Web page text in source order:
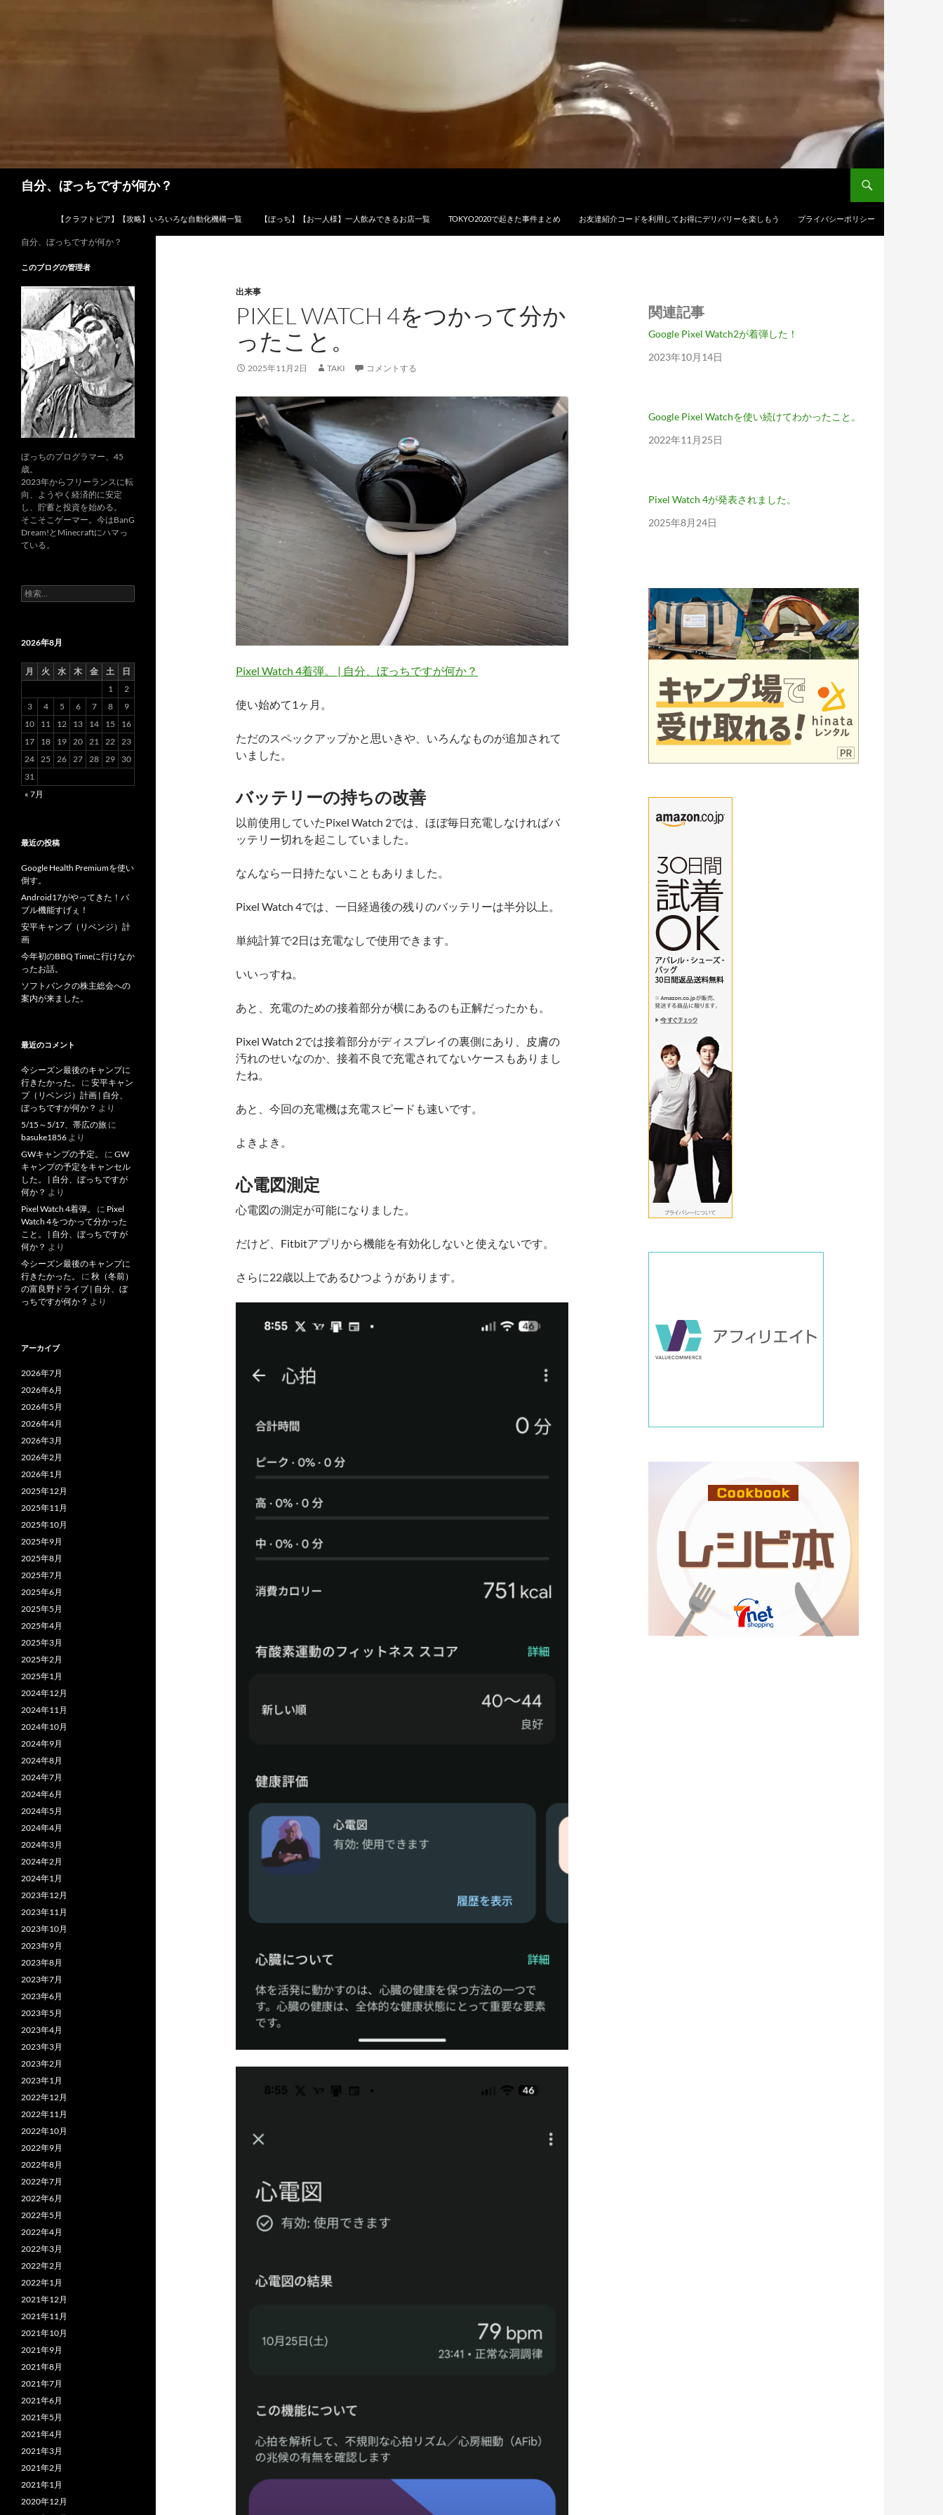
自分、ぼっちですが何か？
【クラフトピア】【攻略】いろいろな自動化機構一覧 【ぼっち】【お一人様】一人飲みできるお店一覧 TOKYO2020で起きた事件まとめ お友達紹介コードを利用してお得にデリバリーを楽しもう プライバシーポリシー
出来事
PIXEL WATCH 4をつかって分か
ったこと。
2025年11月2日 TAKI コメントする
Pixel Watch 4着弾。 | 自分、ぼっちですが何か？
使い始めて1ヶ月。
ただのスペックアップかと思いきや、いろんなものが追加されて
いました。
バッテリーの持ちの改善
以前使用していたPixel Watch 2では、ほぼ毎日充電しなければバ
ッテリー切れを起こしていました。
なんなら一日持たないこともありました。
Pixel Watch 4では、一日経過後の残りのバッテリーは半分以上。
単純計算で2日は充電なしで使用できます。
いいっすね。
あと、充電のための接着部分が横にあるのも正解だったかも。
Pixel Watch 2では接着部分がディスプレイの裏側にあり、皮膚の
汚れのせいなのか、接着不良で充電されてないケースもありまし
たね。
あと、今回の充電機は充電スピードも速いです。
よきよき。
心電図測定
心電図の測定が可能になりました。
だけど、Fitbitアプリから機能を有効化しないと使えないです。
さらに22歳以上であるひつようがあります。
関連記事
Google Pixel Watch2が着弾した！
日付
2023年10月14日
Google Pixel Watchを使い続けてわかったこと。
日付
2022年11月25日
Pixel Watch 4が発表されました。
日付
2025年8月24日
自分、ぼっちですが何か？
このブログの管理者
ぼっちのプログラマー、45
歳。
2023年からフリーランスに転
向、ようやく経済的に安定
し、貯蓄と投資を始める。
そこそこゲーマー。今はBanG
Dream!とMinecraftにハマっ
ている。
検
索:
2026年8月
月 火 水 木 金 土
日
1
2
3
4 5 6 7 8
9
10
11 12 13 14 15
16
17
18 19 20 21 22 23
24 25 26 27 28 29
30
31
« 7月
最近の投稿
Google Health Premiumを使い
倒す。
Android17がやってきた！バ
ブル機能すげぇ！
安平キャンプ（リベンジ）計
画
今年初のBBQ Timeに行けなか
ったお話。
ソフトバンクの株主総会への
案内が来ました。
最近のコメント
今シーズン最後のキャンプに
行きたかった。
に 安平キャン
プ（リベンジ）計画 | 自分、
ぼっちですが何か？ より
5/15～5/17、帯広の旅 に
basuke1856 より
GWキャンプの予定。
に GW
キャンプの予定をキャンセル
した。 | 自分、ぼっちですが
何か？ より
Pixel Watch 4着弾。
に Pixel
Watch 4をつかって分かった
こと。 | 自分、ぼっちですが
何か？ より
今シーズン最後のキャンプに
行きたかった。
に 秋（冬前）
の富良野ドライブ | 自分、ぼ
っちですが何か？ より
アーカイブ
2026年7月
2026年6月
2026年5月
2026年4月
2026年3月
2026年2月
2026年1月
2025年12月
2025年11月
2025年10月
2025年9月
2025年8月
2025年7月
2025年6月
2025年5月
2025年4月
2025年3月
2025年2月
2025年1月
2024年12月
2024年11月
2024年10月
2024年9月
2024年8月
2024年7月
2024年6月
2024年5月
2024年4月
2024年3月
2024年2月
2024年1月
2023年12月
2023年11月
2023年10月
2023年9月
2023年8月
2023年7月
2023年6月
2023年5月
2023年4月
2023年3月
2023年2月
2023年1月
2022年12月
2022年11月
2022年10月
2022年9月
2022年8月
2022年7月
2022年6月
2022年5月
2022年4月
2022年3月
2022年2月
2022年1月
2021年12月
2021年11月
2021年10月
2021年9月
2021年8月
2021年7月
2021年6月
2021年5月
2021年4月
2021年3月
2021年2月
2021年1月
2020年12月